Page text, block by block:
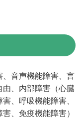
音声機能障害、言
、内部障害（心臓
、呼吸機能障害、
、免疫機能障害）